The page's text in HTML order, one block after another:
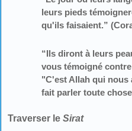
leurs pieds
qu'ils faisaient.”
“Ils diront à leurs
vous témoigné
"C'est Allah qui nous
fait parler toute
Traverser le Sirat